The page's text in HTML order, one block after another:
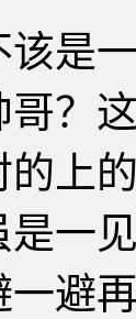
一
哥？
的上
见
一避